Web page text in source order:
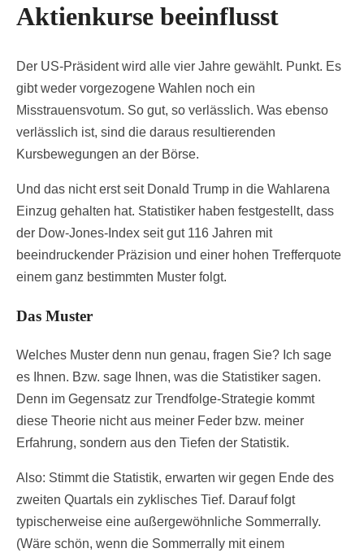
Aktienkurse beeinflusst
Der US-Präsident wird alle vier Jahre gewählt. Punkt. Es
gibt weder vorgezogene Wahlen noch ein
Misstrauensvotum. So gut, so verlässlich. Was ebenso
verlässlich ist, sind die daraus resultierenden
Kursbewegungen an der Börse.
Und das nicht erst seit Donald Trump in die Wahlarena
Einzug gehalten hat. Statistiker haben festgestellt, dass
der Dow-Jones-Index seit gut 116 Jahren mit
beeindruckender Präzision und einer hohen Trefferquote
einem ganz bestimmten Muster folgt.
Das Muster
Welches Muster denn nun genau, fragen Sie? Ich sage
es Ihnen. Bzw. sage Ihnen, was die Statistiker sagen.
Denn im Gegensatz zur Trendfolge-Strategie kommt
diese Theorie nicht aus meiner Feder bzw. meiner
Erfahrung, sondern aus den Tiefen der Statistik.
Also: Stimmt die Statistik, erwarten wir gegen Ende des
zweiten Quartals ein zyklisches Tief. Darauf folgt
typischerweise eine außergewöhnliche Sommerrally.
(Wäre schön, wenn die Sommerrally mit einem